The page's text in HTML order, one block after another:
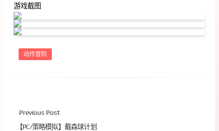
游戏截图
动作冒险
Previous Post
【PC/策略模拟】戴森球计划